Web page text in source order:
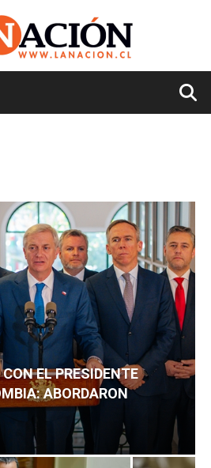
EL PRESIDENTE
ABORDARON